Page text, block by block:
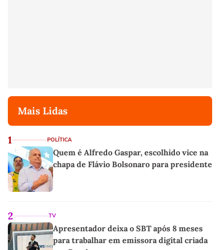
Mais Lidas
1 POLÍTICA
Quem é Alfredo Gaspar, escolhido vice na
chapa de Flávio Bolsonaro para presidente
2 TV
Apresentador deixa o SBT após 8 meses
para trabalhar em emissora digital criada